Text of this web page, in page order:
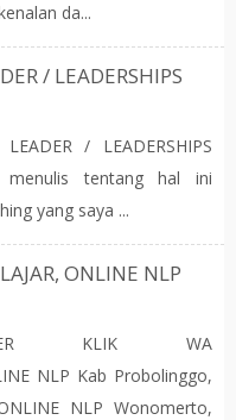
da...
/ LEADERSHIPS
/ LEADERSHIPS
menulis tentang hal ini
yang saya ...
ONLINE NLP
KLIK WA
NLP Kab Probolinggo,
NLP Wonomerto,